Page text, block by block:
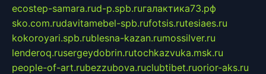
ecostep-samara.rud-p.spb.ruгалактика73.рф
sko.com.rudavitamebel-spb.rufotsis.rutesiaes.ru
kokoroyari.spb.rublesna-kazan.rumossilver.ru
lenderoq.rusergeydobrin.rutochkazvuka.msk.ru
people-of-art.rubezzubova.ruclubtibet.ruorior-aks.ru